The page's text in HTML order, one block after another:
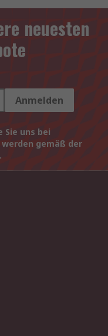
neuesten
Anmelden
Sie uns bei
gemäß der